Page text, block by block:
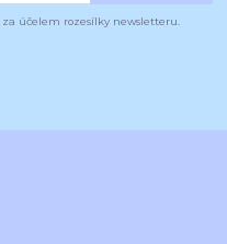
za účelem rozesílky newsletteru.